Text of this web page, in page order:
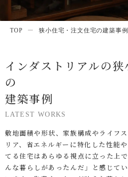
TOP ー 狭小住宅・注文住宅の建築事例
インダストリアルの
の
建築事例
LATEST WORKS
敷地面積や形状、家族構成やライフ
リア、省エネルギーに特化した性能
てる住宅はあらゆる視点に立った上
んな暮らしがあったんだ」と感じて